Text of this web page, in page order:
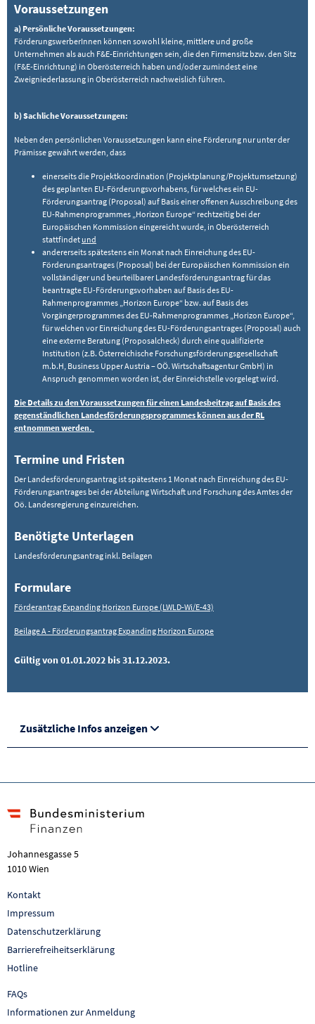
Voraussetzungen
a) Persönliche Voraussetzungen:
FörderungswerberInnen können sowohl kleine, mittlere und große
Unternehmen als auch F&E-Einrichtungen sein, die den Firmensitz bzw. den Sitz
(F&E-Einrichtung) in Oberösterreich haben und/oder zumindest eine
Zweigniederlassung in Oberösterreich nachweislich führen.
b) Sachliche Voraussetzungen:
Neben den persönlichen Voraussetzungen kann eine Förderung nur unter der
Prämisse gewährt werden, dass
einerseits die Projektkoordination (Projektplanung/Projektumsetzung)
des geplanten EU-Förderungsvorhabens, für welches ein EU-
Förderungsantrag (Proposal) auf Basis einer offenen Ausschreibung des
EU-Rahmenprogrammes „Horizon Europe“ rechtzeitig bei der
Europäischen Kommission eingereicht wurde, in Oberösterreich
stattfindet und
andererseits spätestens ein Monat nach Einreichung des EU-
Förderungsantrages (Proposal) bei der Europäischen Kommission ein
vollständiger und beurteilbarer Landesförderungsantrag für das
beantragte EU-Förderungsvorhaben auf Basis des EU-
Rahmenprogrammes „Horizon Europe“ bzw. auf Basis des
Vorgängerprogrammes des EU-Rahmenprogrammes „Horizon Europe“,
für welchen vor Einreichung des EU-Förderungsantrages (Proposal) auch
eine externe Beratung (Proposalcheck) durch eine qualifizierte
Institution (z.B. Österreichische Forschungsförderungsgesellschaft
m.b.H, Business Upper Austria – OÖ. Wirtschaftsagentur GmbH) in
Anspruch genommen worden ist, der Einreichstelle vorgelegt wird.
Die Details zu den Voraussetzungen für einen Landesbeitrag auf Basis des
gegenständlichen Landesförderungsprogrammes können aus der RL
entnommen werden.
Termine und Fristen
Der Landesförderungsantrag ist spätestens 1 Monat nach Einreichung des EU-
Förderungsantrages bei der Abteilung Wirtschaft und Forschung des Amtes der
Oö. Landesregierung einzureichen.
Benötigte Unterlagen
Landesförderungsantrag inkl. Beilagen
Formulare
Förderantrag Expanding Horizon Europe (LWLD-Wi/E-43)
Beilage A - Förderungsantrag Expanding Horizon Europe
Gültig von 01.01.2022 bis 31.12.2023.
Zusätzliche Infos anzeigen
Johannesgasse 5
1010 Wien
Kontakt
Impressum
Datenschutzerklärung
Barrierefreiheitserklärung
Hotline
FAQs
Informationen zur Anmeldung